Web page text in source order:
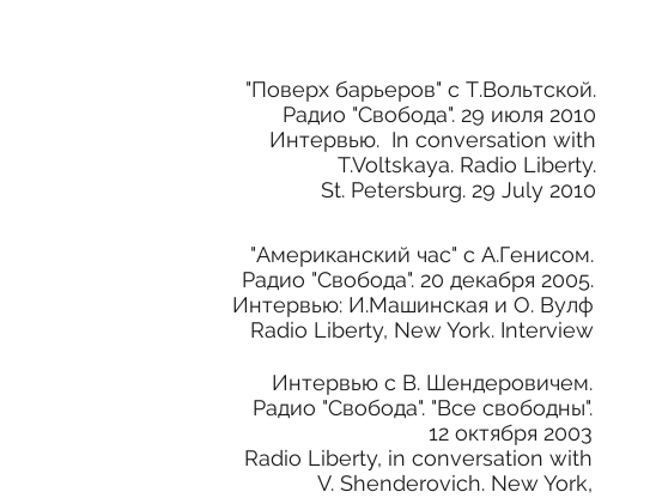
"Поверх барьеров" с Т.Вольтской.
Радио "Свобода". 29 июля 2010
Интервью. In conversation with
T.Voltskaya. Radio Liberty.
St. Petersburg. 29 July 2010
"Американский час" с А.Генисом.
Радио "Свобода". 20 декабря 2005.
Интервью: И.Машинская и О. Вулф
Radio Liberty, New York. Interview
Интервью с В. Шендеровичем.
Радио "Свобода". "Все свободны".
12 октября 2003
Radio Liberty, in conversation with
V. Shenderovich. New York,